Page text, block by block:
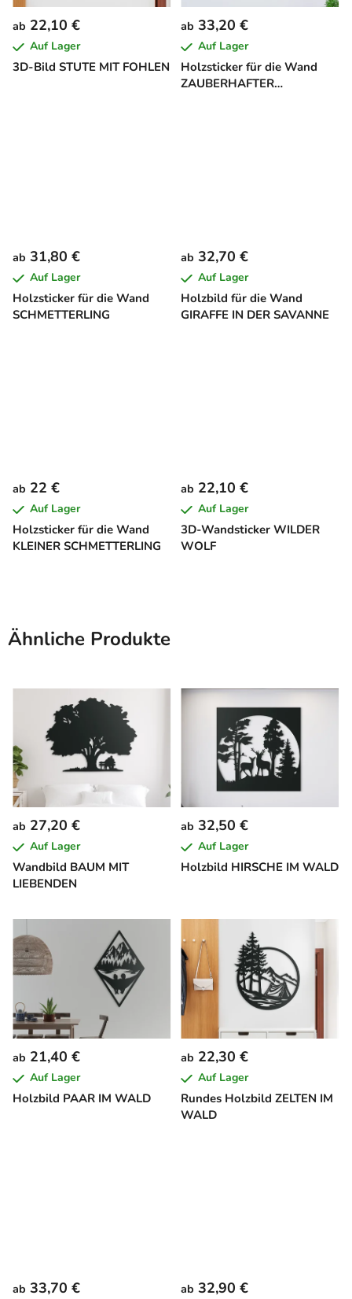
3D-Bild STUTE MIT FOHLEN
ab 22,10 €
Auf Lager
Holzsticker für die Wand
ZAUBERHAFTER
ab 33,20 €
Auf Lager
Holzsticker für die Wand
SCHMETTERLING
ab 31,80 €
Auf Lager
Holzbild für die Wand
GIRAFFE IN DER SAVANNE
ab 32,70 €
Auf Lager
Holzsticker für die Wand
KLEINER SCHMETTERLING
ab 22 €
Auf Lager
3D-Wandsticker WILDER
WOLF
ab 22,10 €
Auf Lager
Ähnliche Produkte
Wandbild BAUM MIT
LIEBENDEN
ab 27,20 €
Auf Lager
Holzbild HIRSCHE IM WALD
ab 32,50 €
Auf Lager
Holzbild PAAR IM WALD
ab 21,40 €
Auf Lager
Rundes Holzbild ZELTEN IM
WALD
ab 22,30 €
Auf Lager
ab 33,70 € ab 32,90 €